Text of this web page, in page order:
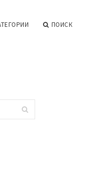
ПОИСК